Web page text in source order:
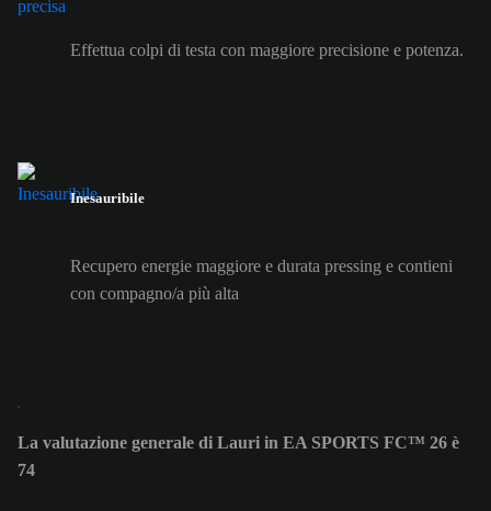
Effettua colpi di testa con maggiore precisione e potenza.
Inesauribile
Recupero energie maggiore e durata pressing e contieni
con compagno/a più alta
La valutazione generale di Lauri in EA SPORTS FC™ 26 è
74